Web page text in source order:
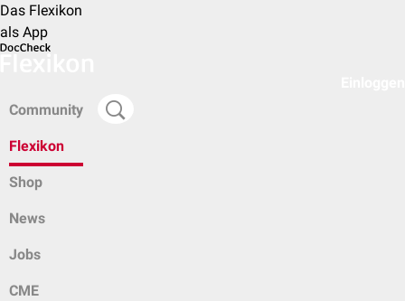
Das Flexikon
als App
Community
Flexikon
Shop
News
Jobs
CME